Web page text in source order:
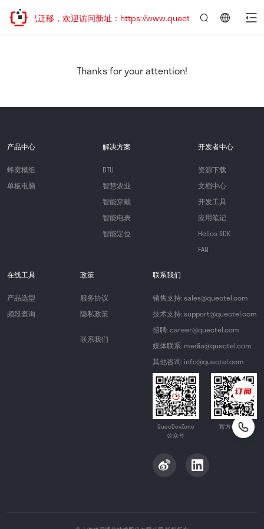
站地址已迁移，欢迎访问新址：https://www.quectel.com.cn
Thanks for your attention!
产品中心
蜂窝模组
单板电脑
解决方案
DTU
智慧农业
智能穿戴
智能电表
智能定位
开发者中心
资源下载
文档中心
开发工具
应用笔记
Helios SDK
FAQ
在线工具
产品选型
频段查询
政策
服务协议
隐私政策
联系我们
联系我们
销售支持: sales@quectel.com
技术支持: support@quectel.com
招聘: career@quectel.com
媒体联系: media@quectel.com
其他咨询: info@quectel.com
QuecDevZone
公众号
官方公众号